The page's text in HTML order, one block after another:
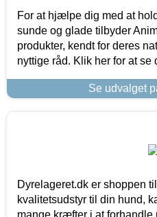
For at hjælpe dig med at
sunde og glade tilbyder
produkter, kendt for deres
nyttige råd. Klik her for at se
Se udvalget
Dyrelageret.dk er shoppen
kvalitetsudstyr til din hund,
mange kræfter i at